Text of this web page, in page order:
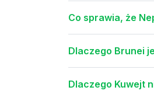
Co sprawia, że
Dlaczego Brunei
Dlaczego Kuwejt